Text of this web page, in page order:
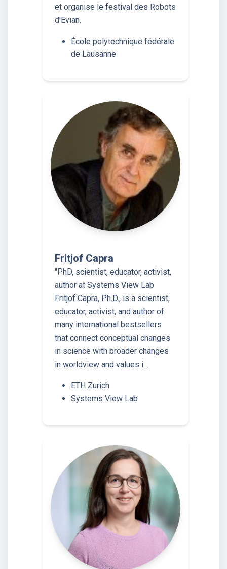
et organise le festival des Robots
d'Evian.
École polytechnique fédérale
de Lausanne
Fritjof Capra
"PhD, scientist, educator, activist,
author at Systems View Lab
Fritjof Capra, Ph.D., is a scientist,
educator, activist, and author of
many international bestsellers
that connect conceptual changes
in science with broader changes
in worldview and values i…
ETH Zurich
Systems View Lab